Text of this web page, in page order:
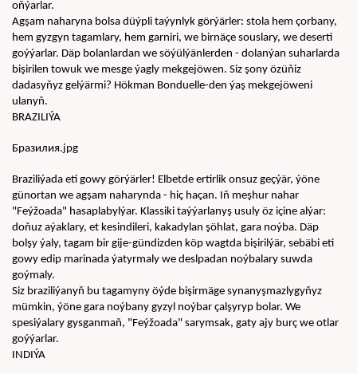
oňýarlar.
Agşam naharyna bolsa düýpli taýynlyk görýärler: stola hem çorbany,
hem gyzgyn tagamlary, hem garniri, we birnäçe souslary, we deserti
goýýarlar. Däp bolanlardan we söýülýänlerden - dolanýan suharlarda
bişirilen towuk we mesge ýagly mekgejöwen. Siz şony özüňiz
dadasyňyz gelýärmi? Hökman Bonduelle-den ýaş mekgejöweni
ulanyň.
BRAZILIÝA
Бразилия.jpg
Braziliýada eti gowy görýärler! Elbetde ertirlik onsuz geçýär, ýöne
günortan we agşam naharynda - hiç haçan. Iň meşhur nahar
"Feýžoada" hasaplabylýar. Klassiki taýýarlanyş usuly öz içine alýar:
doňuz aýaklary, et kesindileri, kakadylan şöhlat, gara noýba. Däp
bolşy ýaly, tagam bir gije-gündizden köp wagtda bişirilýär, sebäbi eti
gowy edip marinada ýatyrmaly we deslpadan noýbalary suwda
goýmaly.
Siz braziliýanyň bu tagamyny öýde bişirmäge synanyşmazlygyňyz
mümkin, ýöne gara noýbany gyzyl noýbar çalşyryp bolar. We
spesiýalary gysganmaň, "Feýžoada" sarymsak, gaty ajy burç we otlar
goýýarlar.
INDIÝA